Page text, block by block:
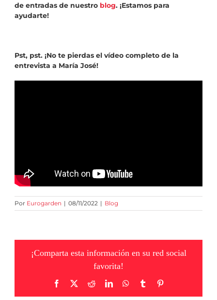
de entradas de nuestro blog. ¡Estamos para
ayudarte!
Pst, pst. ¡No te pierdas el vídeo completo de la
entrevista a María José!
Por Eurogarden | 08/11/2022 | Blog
¡Comparta esta información en su red social
favorita!
Facebook RedditLinkedInWhatsApp
Tumblr